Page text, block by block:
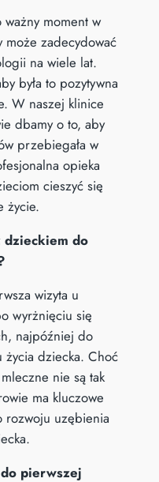
ważny moment w
zadecydować
na wiele lat.
była to pozytywna
W naszej klinice
dbamy o to, aby
przebiegała w
opieka
cieszyć się
życie.
dzieckiem do
wizyta u
wyrżnięciu się
najpóźniej do
dziecka. Choć
nie są tak
ma kluczowe
rozwoju uzębienia
pierwszej